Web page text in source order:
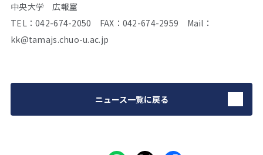
中央大学 広報室
TEL：042-674-2050 FAX：042-674-2959 Mail：
kk@tamajs.chuo-u.ac.jp
ニュース一覧に戻る